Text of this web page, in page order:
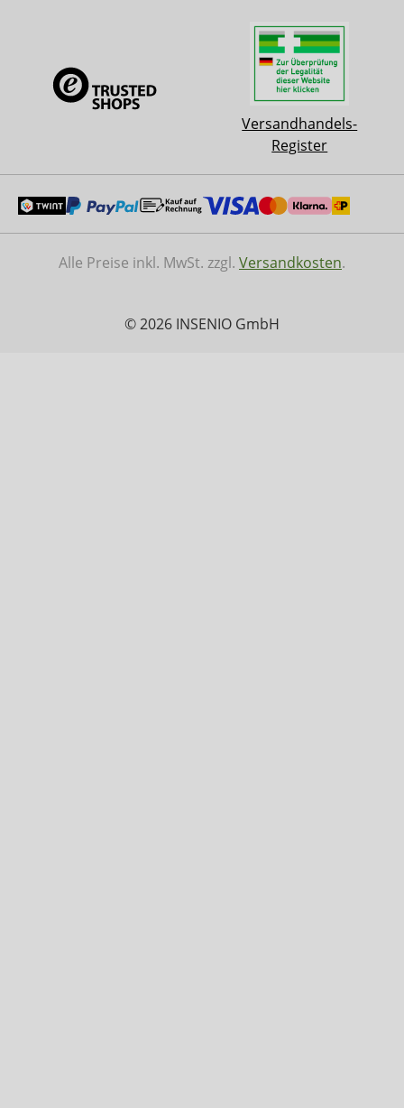
Versandhandels-
Register
Alle Preise inkl. MwSt. zzgl. Versandkosten.
© 2026 INSENIO GmbH